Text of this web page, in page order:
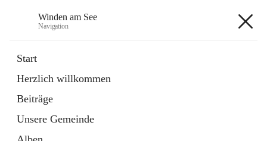
Winden am See
Navigation
Start
Herzlich willkommen
Beiträge
Unsere Gemeinde
Externe Webseite
in
Tab
Bebauungsplan
öffnet
in